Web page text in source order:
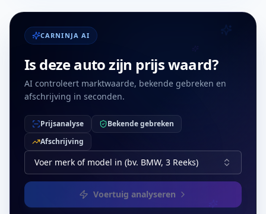
CARNINJA AI
Is deze auto zijn prijs waard?
AI controleert marktwaarde, bekende gebreken en
afschrijving in seconden.
Prijsanalyse
Bekende gebreken
Afschrijving
Voer merk of model in (bv. BMW, 3 Reeks)
Voertuig analyseren